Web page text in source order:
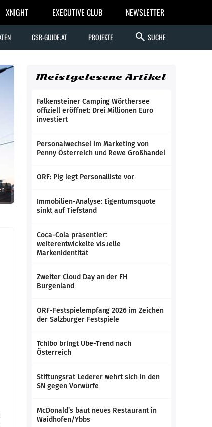
XNIGHT EXECUTIVE CLUB NEWSLETTER
CSR-GUIDE.AT PROJEKTE search SUCHE
Meistgelesene Artikel
Falkensteiner Camping Wörthersee
offiziell eröffnet: Drei Millionen Euro
investiert
Personalwechsel im Marketing von
Penny Österreich und Rewe Großhandel
ORF: Pig legt Personalliste vor
Immobilien-Analyse: Eigentumsquote
sinkt auf Tiefstand
Coca-Cola präsentiert
weiterentwickelte visuelle
Markenidentität
Zweiter Cloud Day an der FH
Burgenland
ORF-Festspielempfang 2026 im Zeichen
der Salzburger Festspiele
Tchibo bringt Ube-Trend nach
Österreich
Stiftungsrat Lederer wehrt sich in den
SN gegen Vorwürfe
McDonald’s baut neues Restaurant in
Waidhofen/Ybbs